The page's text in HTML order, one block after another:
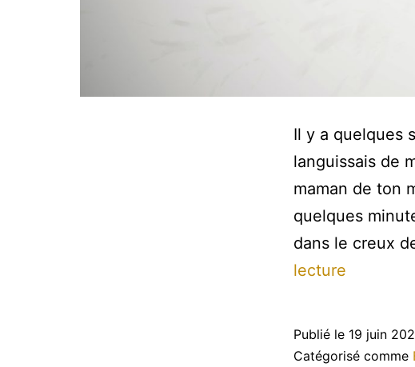
Il y a quelques
languissais de
maman de ton
quelques
dans le creux
lecture
tous
Publié le 19 juin
Catégorisé comme